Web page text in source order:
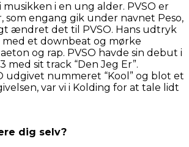
musikken i en ung alder. PVSO er
som engang gik under navnet Peso,
ændret det til PVSO. Hans udtryk
med et downbeat og mørke
og rap. PVSO havde sin debut i
med sit track “Den Jeg Er”.
udgivet nummeret “Kool” og blot et
var vi i Kolding for at tale lidt
dig selv?